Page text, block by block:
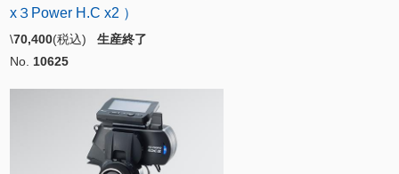
x３Power H.C x2 ）
\70,400(税込) 生産終了
No. 10625